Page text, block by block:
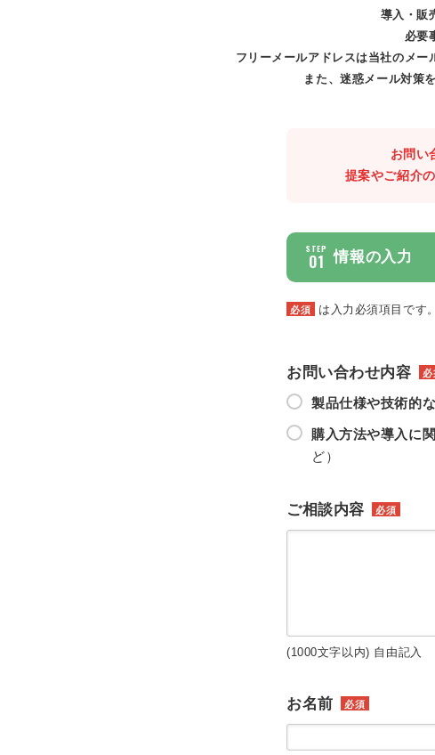
導入・販
必要
フリーメールアドレスは当社のメー
また、迷惑メール対策
お問い
提案やご紹介
STEP
01 情報の入力
必須 は入力必須項目です。
お問い合わせ内容 必
製品仕様や技術的
購入方法や導入に
ど）
ご相談内容 必須
(1000文字以内) 自由記入
お名前 必須